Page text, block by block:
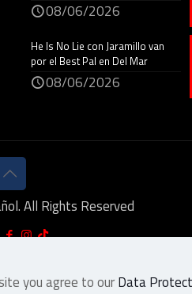
08/06/2026
He Is No Lie con Jaramillo van
por el Best Pal en Del Mar
08/06/2026
All Rights Reserved
you agree to ourData